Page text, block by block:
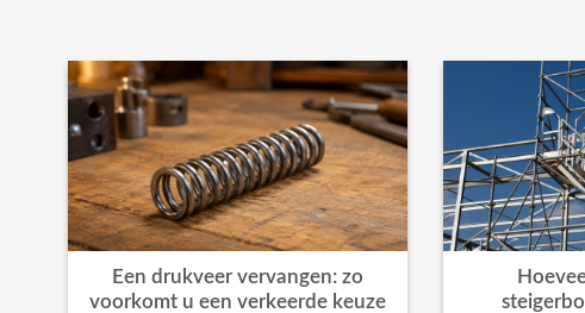
Een drukveer vervangen: zo
voorkomt u een verkeerde keuze